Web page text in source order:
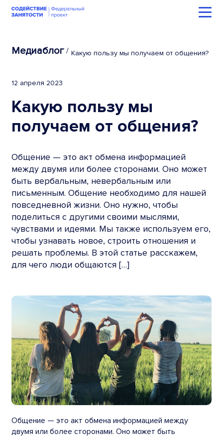
Медиаблог / Какую пользу мы получаем от общения?
12 апреля 2023
Какую пользу мы
получаем от общения?
Общение — это акт обмена информацией
между двумя или более сторонами. Оно может
быть вербальным, невербальным или
письменным. Общение необходимо для нашей
повседневной жизни. Оно нужно, чтобы
поделиться с другими своими мыслями,
чувствами и идеями. Мы также используем его,
чтобы узнавать новое, строить отношения и
решать проблемы. В этой статье расскажем,
для чего люди общаются […]
Общение — это акт обмена информацией между
двумя или более сторонами. Оно может быть